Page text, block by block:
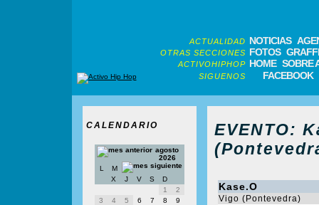
ACTUALIDAD NOTICIAS
OTRAS SECCIONES FOTOS
ACTIVOHIPHOP HOME SOBRE
SIGUENOS FACEBOOK
CALENDARIO
agosto
2026
L
M
X
J V S
D
1
2
3
4 5 6 7 8
9
EVENTO:
Kase.O
Vigo (Pontevedra)